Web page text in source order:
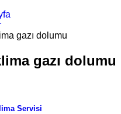
gazı dolumu
gazı dolumu
Servisi